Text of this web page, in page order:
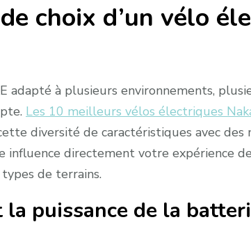
choix d’un vélo
adapté à plusieurs environnements,
Les 10 meilleurs vélos électriques
diversité de caractéristiques avec des
influence directement votre expérience
de terrains.
la puissance de la